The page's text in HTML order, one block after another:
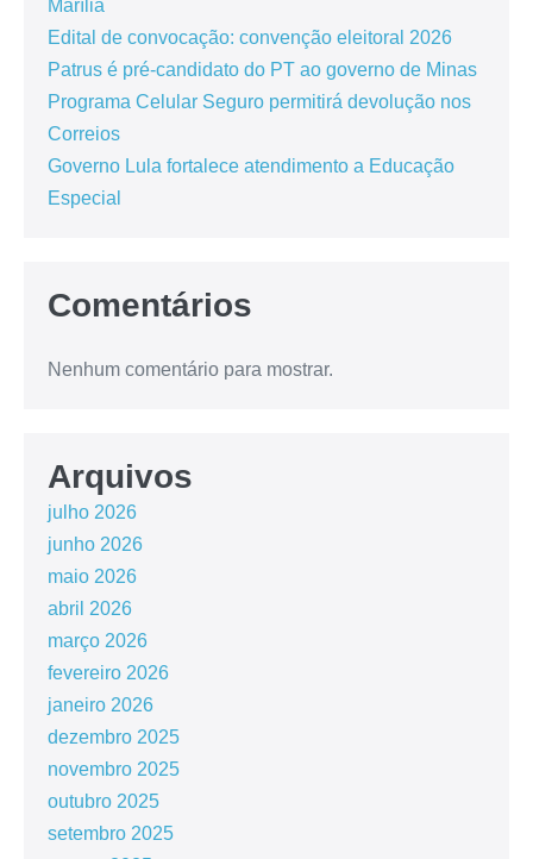
Marília
Edital de convocação: convenção eleitoral 2026
Patrus é pré-candidato do PT ao governo de Minas
Programa Celular Seguro permitirá devolução nos
Correios
Governo Lula fortalece atendimento a Educação
Especial
Comentários
Nenhum comentário para mostrar.
Arquivos
julho 2026
junho 2026
maio 2026
abril 2026
março 2026
fevereiro 2026
janeiro 2026
dezembro 2025
novembro 2025
outubro 2025
setembro 2025